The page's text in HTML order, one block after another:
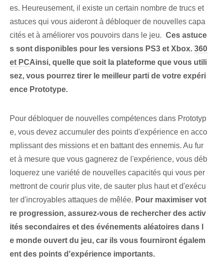
es. Heureusement, il existe un certain nombre de trucs et
astuces qui vous aideront à débloquer de nouvelles capa
cités et à améliorer vos pouvoirs dans le jeu. ⁣ Ces astuce
s sont disponibles pour les versions PS3 et Xbox. 360
et PCAinsi, quelle que soit la plateforme que vous utili
sez, vous pourrez tirer le meilleur parti de votre expéri
ence Prototype.
Pour débloquer de nouvelles compétences dans Prototyp
e, vous devez accumuler des points d'expérience en acco
mplissant des missions et en battant des ennemis. Au fur
et à mesure que vous gagnerez de l'expérience, vous déb
loquerez une variété de nouvelles capacités qui vous per
mettront de courir plus vite, de sauter plus haut et d'exécu
ter d'incroyables attaques de mêlée.⁤ Pour maximiser vot
re progression, assurez-vous de rechercher des activ
ités secondaires et des événements aléatoires dans l
e monde ouvert du jeu, car ils vous fourniront égalem
ent des points d'expérience importants.